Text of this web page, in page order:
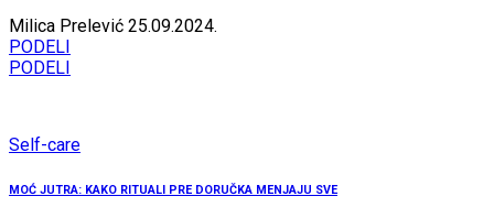
Milica Prelević 25.09.2024.
PODELI
PODELI
Self-care
MOĆ JUTRA: KAKO RITUALI PRE DORUČKA MENJAJU SVE